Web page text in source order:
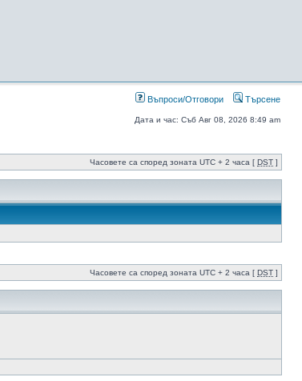
Въпроси/Отговори Търсене
Дата и час: Съб Авг 08, 2026 8:49 am
Часовете са според зоната UTC + 2 часа [ DST ]
Часовете са според зоната UTC + 2 часа [ DST ]